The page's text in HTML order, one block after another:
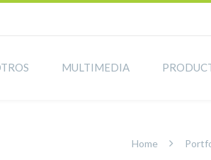
MULTIMEDIA
Home